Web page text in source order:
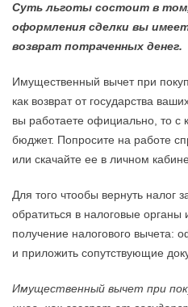
Суть льготы состоит в
оформления сделки вы
возврат потраченных денег.
Имущественный вычет при
как возврат от государства
вы работаете официально, то с
бюджет. Попросите на работе
или скачайте ее в личном
Для того чтообы вернуть налог
обратиться в налоговые органы
получение налогового
и приложить сопутствующие
Имущественный вычет при